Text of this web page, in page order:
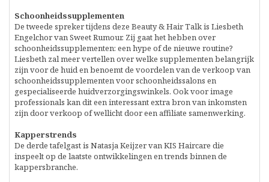
Schoonheidssupplementen
De tweede spreker tijdens deze Beauty & Hair Talk is Liesbeth
Engelchor van Sweet Rumour. Zij gaat het hebben over
schoonheidssupplementen: een hype of de nieuwe routine?
Liesbeth zal meer vertellen over welke supplementen belangrijk
zijn voor de huid en benoemt de voordelen van de verkoop van
schoonheidssupplementen voor schoonheidssalons en
gespecialiseerde huidverzorgingswinkels. Ook voor image
professionals kan dit een interessant extra bron van inkomsten
zijn door verkoop of wellicht door een affiliate samenwerking.
Kapperstrends
De derde tafelgast is Natasja Keijzer van KIS Haircare die
inspeelt op de laatste ontwikkelingen en trends binnen de
kappersbranche.